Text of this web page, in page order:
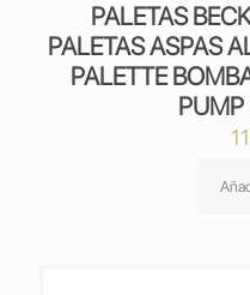
PALETAS
PALETAS ASPAS
PALETTE